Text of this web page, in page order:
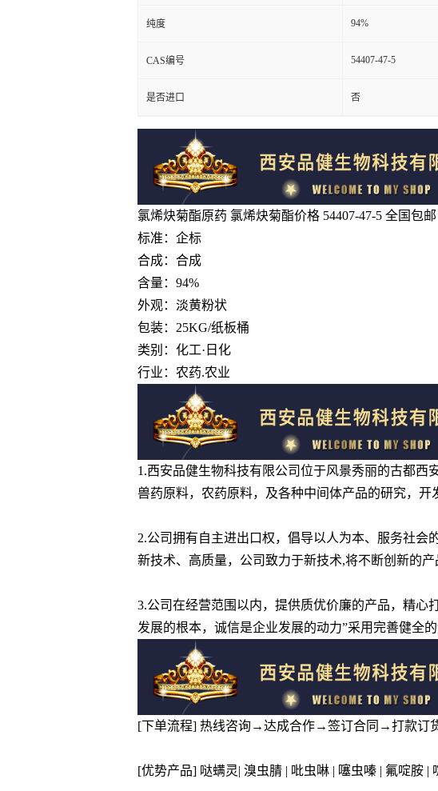
纯度 94%
CAS编号 54407-47-5
是否进口 否
氯烯炔菊酯原药 氯烯炔菊酯价格 54407-47-5 全国包邮
标准：企标
合成：合成
含量：94%
外观：淡黄粉状
包装：25KG/纸板桶
类别：化工·日化
行业：农药.农业
1.西安品健生物科技有限公司位于风景秀丽的古都西
兽药原料，农药原料，及各种中间体产品的研究，开
2.公司拥有自主进出口权，倡导以人为本、服务社会
新技术、高质量，公司致力于新技术,将不断创新的产
3.公司在经营范围以内，提供质优价廉的产品，精心
发展的根本，诚信是企业发展的动力”采用完善健全
[下单流程] 热线咨询→达成合作→签订合同→打款订
[优势产品] 哒螨灵| 溴虫腈 | 吡虫啉 | 噻虫嗪 | 氟啶胺 |